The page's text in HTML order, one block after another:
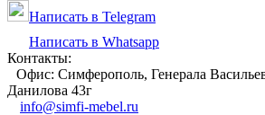
Написать в Telegram
Написать в Whatsapp
Контакты:
Офис: Симферополь, Генерала
Данилова 43г
info@simfi-mebel.ru